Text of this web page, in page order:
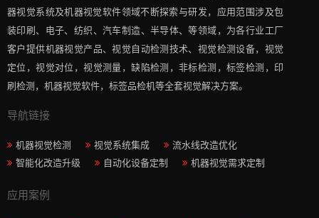
器视觉系统及机器视觉软件领域不断探索与研发​，应用范围涉及包
装印刷、电子、纺织、汽车制造、半导体、等领域，为各行业工厂
客户提供机器视觉产品、视觉自动检测技术、视觉检测设备，视觉
定位，视觉对位，视觉测量，缺陷检测，非标检测，标签检测，印
刷检测，机器视觉软件，标签品检机等​全套视觉解决方案​。
导航链接
机器视觉检测 视觉系统集成
流水线改造优化
智能化改造升级
自动化设备定制 机器视觉需求定制
应用案例